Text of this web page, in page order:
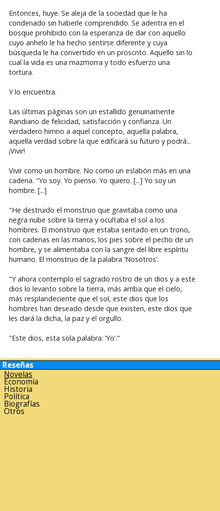
Entonces, huye. Se aleja de la sociedad que le ha
condenado sin haberle comprendido. Se adentra en el
bosque prohibido con la esperanza de dar con aquello
cuyo anhelo le ha hecho sentirse diferente y cuya
búsqueda le ha convertido en un proscrito. Aquello sin lo
cual la vida es una mazmorra y todo esfuerzo una
tortura.
Y lo encuentra.
Las últimas páginas son un estallido genuinamente
Randiano de felicidad, satisfacción y confianza. Un
verdadero himno a aquel concepto, aquella palabra,
aquella verdad sobre la que edificará su futuro y podrá...
¡Vivir!
Vivir como un hombre. No como un eslabón más en una
cadena. "Yo soy. Yo pienso. Yo quiero. [...] Yo soy un
hombre. [...]
"He destruido el monstruo que gravitaba como una
negra nube sobre la tierra y ocultaba el sol a los
hombres. El monstruo que estaba sentado en un trono,
con cadenas en las manos, los pies sobre el pecho de un
hombre, y se alimentaba con la sangre del libre espíritu
humano. El monstruo de la palabra ‘Nosotros’.
"Y ahora contemplo el sagrado rostro de un dios y a este
dios lo levanto sobre la tierra, más arriba que el cielo,
más resplandeciente que el sol, este dios que los
hombres han deseado desde que existen, este dios que
les dará la dicha, la paz y el orgullo.
"Este dios, esta sola palabra: ‘Yo’."
Reseñas
Novelas
Economía
Historia
Política
Biografías
Otros